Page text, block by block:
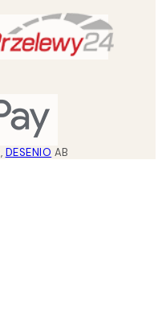
, DESENIO AB